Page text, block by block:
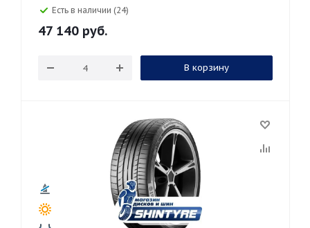
Есть в наличии (24)
47 140 руб.
В корзину